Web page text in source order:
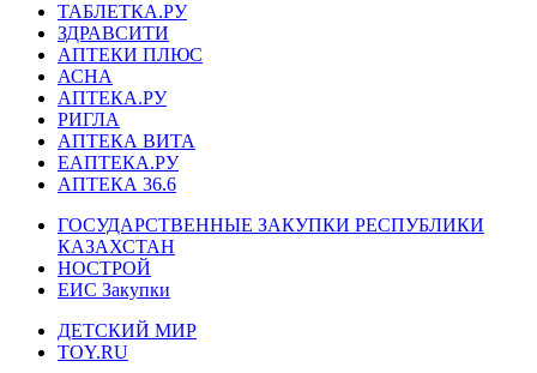
ТАБЛЕТКА.РУ
ЗДРАВСИТИ
АПТЕКИ ПЛЮС
АСНА
АПТЕКА.РУ
РИГЛА
АПТЕКА ВИТА
ЕАПТЕКА.РУ
АПТЕКА 36.6
ГОСУДАРСТВЕННЫЕ ЗАКУПКИ РЕСПУБЛИКИ
КАЗАХСТАН
НОСТРОЙ
ЕИС Закупки
ДЕТСКИЙ МИР
TOY.RU